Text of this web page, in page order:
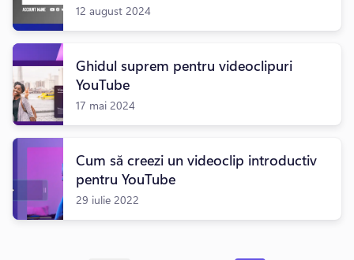
12 august 2024
Ghidul suprem pentru videoclipuri
YouTube
17 mai 2024
Cum să creezi un videoclip introductiv
pentru YouTube
29 iulie 2022